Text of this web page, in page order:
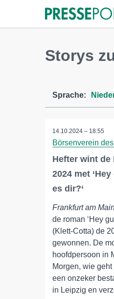
Storys
Sprache:
14.10.2024 – 18:55
Börsenverein
Hefter wint
2024 met
es dir?‘
Frankfurt am
de roman ‘Hey
(Klett-Cotta) de
gewonnen. De
hoofdpersoon in
Morgen, wie
een onzeker
in Leipzig en